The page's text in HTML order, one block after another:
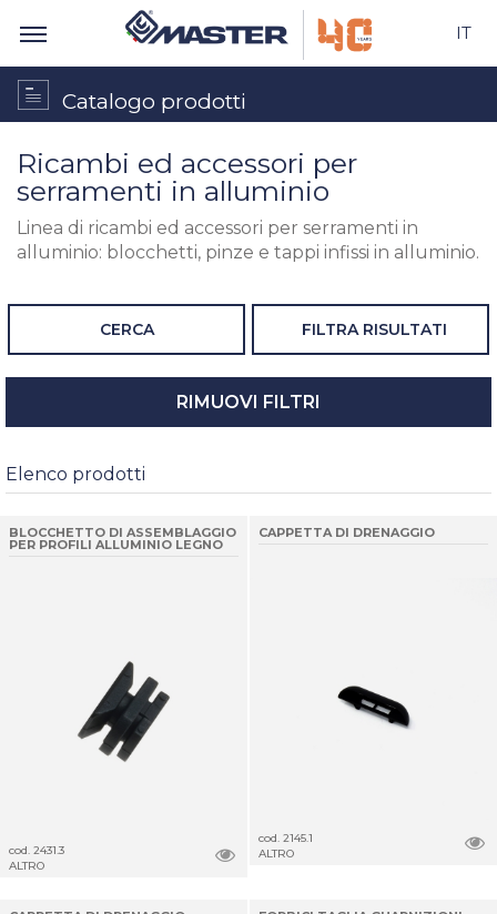
IT
Catalogo prodotti
Ricambi ed accessori per
serramenti in alluminio
Linea di ricambi ed accessori per serramenti in
alluminio: blocchetti, pinze e tappi infissi in alluminio.
CERCA FILTRA RISULTATI
RIMUOVI FILTRI
Elenco prodotti
BLOCCHETTO DI ASSEMBLAGGIO
PER PROFILI ALLUMINIO LEGNO
cod. 2431.3
ALTRO
CAPPETTA DI DRENAGGIO
cod. 2145.1
ALTRO